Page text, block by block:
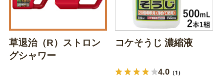
草退治（R）ストロン
グシャワー
コケそうじ 濃縮液
4.0（1）